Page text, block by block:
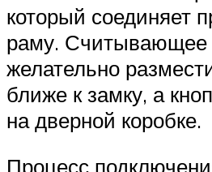
который соединяет
раму. Считывающее
желательно
ближе к замку, а
на дверной коробке.
Процесс